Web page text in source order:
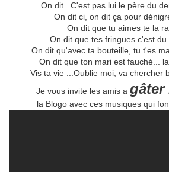
On dit...C'est pas lui le père du
On dit ci, on dit ça pour
On dit que tu aimes te la
On dit que tes fringues c'est
On dit qu'avec ta bouteille, tu t'es
On dit que ton mari est fauché...
Vis ta vie ...Oublie moi, va chercher
Je vous invite les amis a gâter
la Blogo avec ces musiques qui